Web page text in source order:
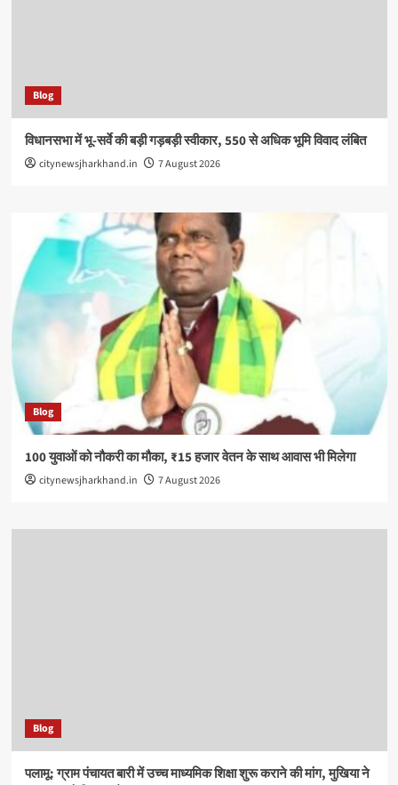
Blog
विधानसभा में भू-सर्वे की बड़ी गड़बड़ी स्वीकार, 550 से अधिक भूमि विवाद लंबित
citynewsjharkhand.in 7 August 2026
Blog
100 युवाओं को नौकरी का मौका, ₹15 हजार वेतन के साथ आवास भी मिलेगा
citynewsjharkhand.in 7 August 2026
Blog
पलामू: ग्राम पंचायत बारी में उच्च माध्यमिक शिक्षा शुरू कराने की मांग, मुखिया ने